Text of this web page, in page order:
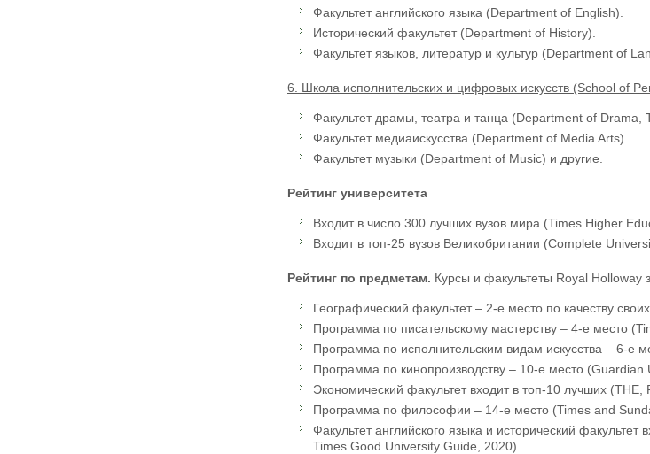
Факультет английского языка (Department of English).
Исторический факультет (Department of History).
Факультет языков, литератур и культур (Department of
6. Школа исполнительских и цифровых искусств (School of
Факультет драмы, театра и танца (Department of Drama,
Факультет медиаискусства (Department of Media Arts).
Факультет музыки (Department of Music) и другие.
Рейтинг университета
Входит в число 300 лучших вузов мира (Times Higher
Входит в топ-25 вузов Великобритании (Complete
Рейтинг по предметам. Курсы и факультеты Royal Holloway
Географический факультет – 2-е место по качеству
Программа по писательскому мастерству – 4-е место
Программа по исполнительским видам искусства – 6-е
Программа по кинопроизводству – 10-е место (Guardian
Экономический факультет входит в топ-10 лучших
Программа по философии – 14-е место (Times and
Факультет английского языка и исторический
Times Good University Guide, 2020).